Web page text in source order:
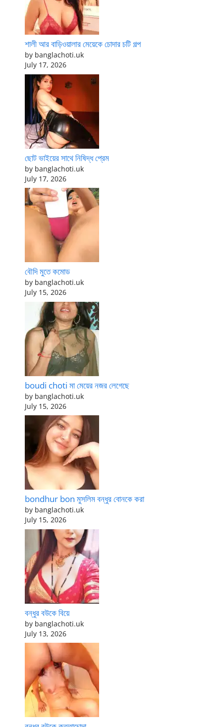
শালী আর বাড়িওয়ালার মেয়েকে চোদার চটি গল্প
by banglachoti.uk
July 17, 2026
ছোট ভাইয়ের সাথে নিষিদ্ধ প্রেম
by banglachoti.uk
July 17, 2026
বৌদি মুতে কমোড
by banglachoti.uk
July 15, 2026
boudi choti মা মেয়ের নজর লেগেছে
by banglachoti.uk
July 15, 2026
bondhur bon মুসলিম বন্ধুর বোনকে করা
by banglachoti.uk
July 15, 2026
বন্ধুর বউকে বিয়ে
by banglachoti.uk
July 13, 2026